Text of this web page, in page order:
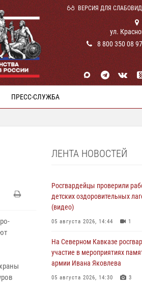
ВЕРСИЯ ДЛЯ
ул.
8 800 350 08
ПРЕСС-СЛУЖБА
ЛЕНТА НОВОСТЕЙ
Росгвардейцы проверили
детских оздоровительных
(видео)
05 августа 2026, 14:44 1
На Северном Кавказе
участие в мероприятиях
армии Ивана Яковлева
05 августа 2026, 14:30 3